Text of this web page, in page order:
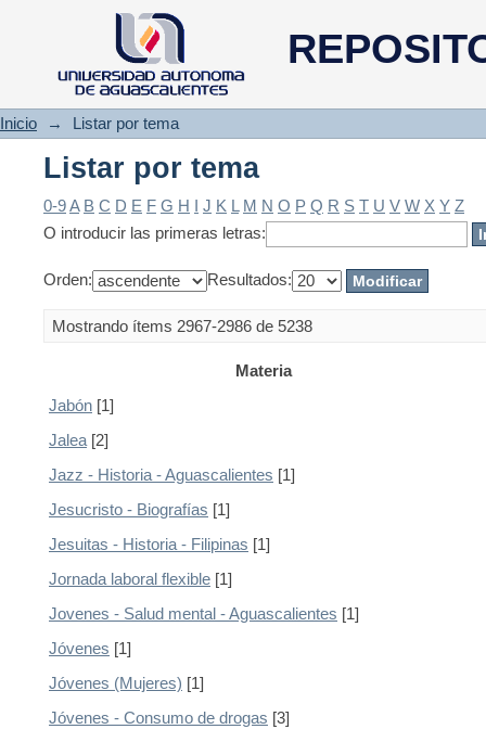
Listar por tema
Inicio → Listar por tema
Listar por tema
0-9A B C D E F G H I J K L M N O P Q R S T U V W X Y Z
O introducir las primeras letras:
Orden: Resultados:
Mostrando ítems 2967-2986 de 5238
Materia
Jabón [1]
Jalea [2]
Jazz - Historia - Aguascalientes [1]
Jesucristo - Biografías [1]
Jesuitas - Historia - Filipinas [1]
Jornada laboral flexible [1]
Jovenes - Salud mental - Aguascalientes [1]
Jóvenes [1]
Jóvenes (Mujeres) [1]
Jóvenes - Consumo de drogas [3]